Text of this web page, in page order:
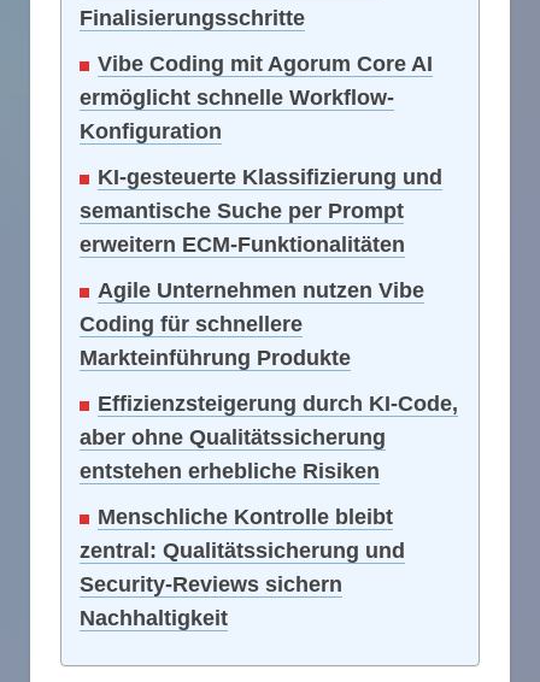
Finalisierungsschritte
Vibe Coding mit Agorum Core AI
ermöglicht schnelle Workflow-
Konfiguration
KI-gesteuerte Klassifizierung und
semantische Suche per Prompt
erweitern ECM-Funktionalitäten
Agile Unternehmen nutzen Vibe
Coding für schnellere
Markteinführung Produkte
Effizienzsteigerung durch KI-Code,
aber ohne Qualitätssicherung
entstehen erhebliche Risiken
Menschliche Kontrolle bleibt
zentral: Qualitätssicherung und
Security-Reviews sichern
Nachhaltigkeit